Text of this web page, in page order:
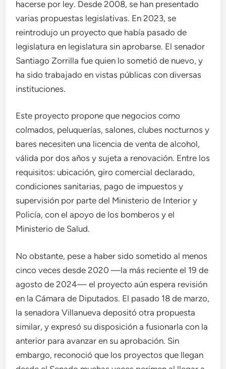
hacerse por ley. Desde 2008, se han presentado
varias propuestas legislativas. En 2023, se
reintrodujo un proyecto que había pasado de
legislatura en legislatura sin aprobarse. El senador
Santiago Zorrilla fue quien lo sometió de nuevo, y
ha sido trabajado en vistas públicas con diversas
instituciones.
Este proyecto propone que negocios como
colmados, peluquerías, salones, clubes nocturnos y
bares necesiten una licencia de venta de alcohol,
válida por dos años y sujeta a renovación. Entre los
requisitos: ubicación, giro comercial declarado,
condiciones sanitarias, pago de impuestos y
supervisión por parte del Ministerio de Interior y
Policía, con el apoyo de los bomberos y el
Ministerio de Salud.
No obstante, pese a haber sido sometido al menos
cinco veces desde 2020 —la más reciente el 19 de
agosto de 2024— el proyecto aún espera revisión
en la Cámara de Diputados. El pasado 18 de marzo,
la senadora Villanueva depositó otra propuesta
similar, y expresó su disposición a fusionarla con la
anterior para avanzar en su aprobación. Sin
embargo, reconoció que los proyectos que llegan